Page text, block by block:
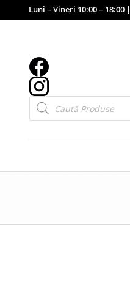
Luni – Vineri 10:00 – 18:00 |
Products
search